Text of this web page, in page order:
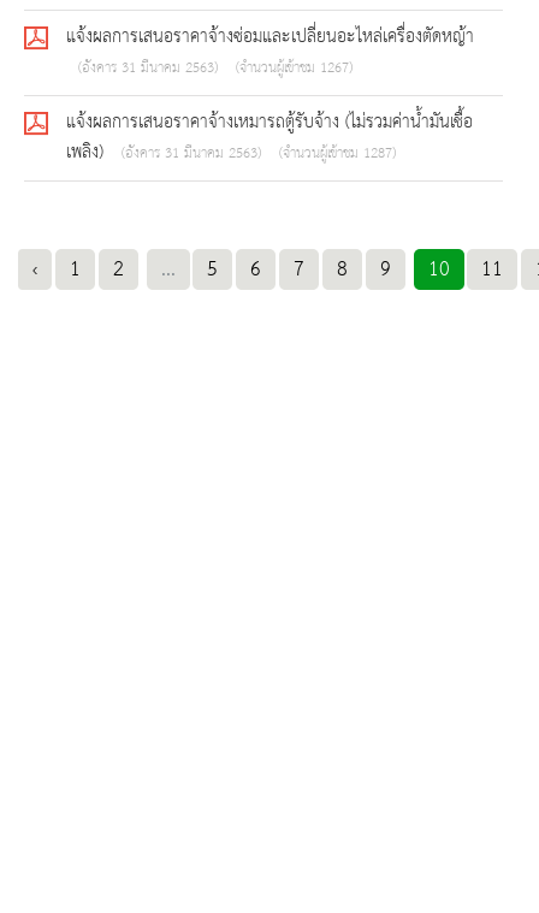
แจ้งผลการเสนอราคาจ้างซ่อมและเปลี่ยนอะไหล่เครื่องตัดหญ้า
(อังคาร 31 มีนาคม 2563) (จำนวนผู้เข้าชม 1267)
แจ้งผลการเสนอราคาจ้างเหมารถตู้รับจ้าง (ไม่รวมค่าน้ำมันเชื้อ
เพลิง)
(อังคาร 31 มีนาคม 2563) (จำนวนผู้เข้าชม 1287)
‹ 1 2 ... 5 6 7 8 9 10 11